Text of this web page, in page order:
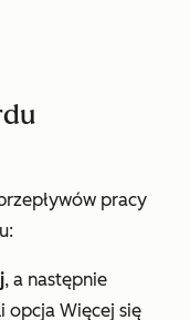
pracy
, a następnie
opcja Więcej się